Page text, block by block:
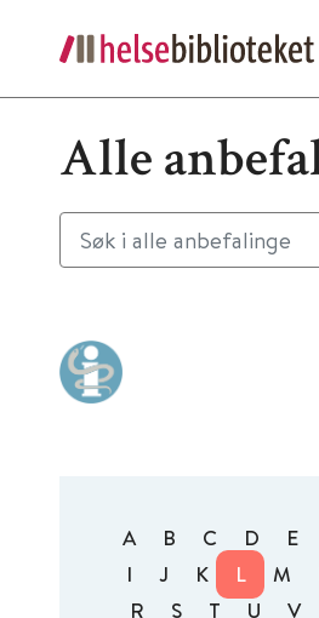
Alle
A B C D E
I
J K L M
R
S T U V